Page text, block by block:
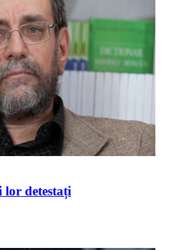
lor detestați